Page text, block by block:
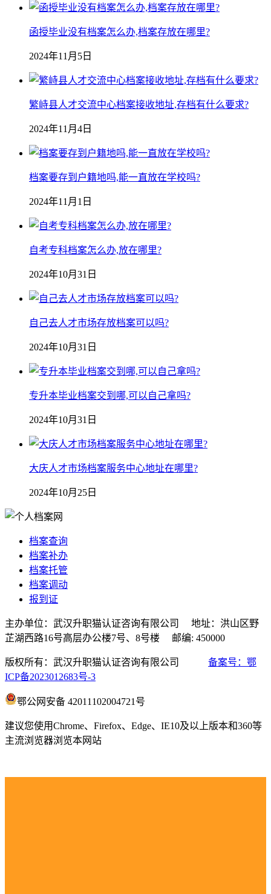
函授毕业没有档案怎么办,档案存放在哪里?
2024年11月5日
繁峙县人才交流中心档案接收地址,存档有什么要求?
2024年11月4日
档案要存到户籍地吗,能一直放在学校吗?
2024年11月1日
自考专科档案怎么办,放在哪里?
2024年10月31日
自己去人才市场存放档案可以吗?
2024年10月31日
专升本毕业档案交到哪,可以自己拿吗?
2024年10月31日
大庆人才市场档案服务中心地址在哪里?
2024年10月25日
档案查询
档案补办
档案托管
档案调动
报到证
主办单位：武汉升职猫认证咨询有限公司 地址：洪山区野
芷湖西路16号高层办公楼7号、8号楼 邮编: 450000
版权所有：武汉升职猫认证咨询有限公司 备案号：鄂
ICP备2023012683号-3
鄂公网安备 42011102004721号
建议您使用Chrome、Firefox、Edge、IE10及以上版本和360等
主流浏览器浏览本网站